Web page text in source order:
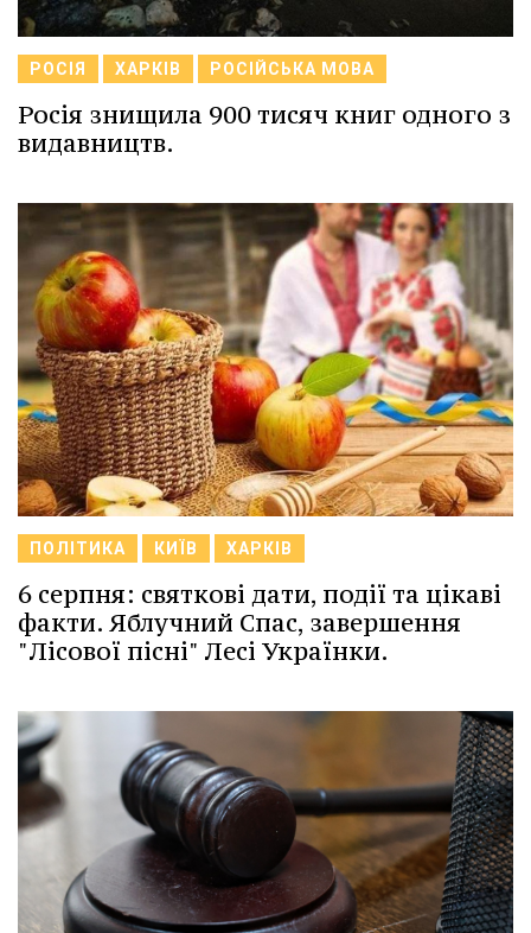
РОСІЯ ХАРКІВ РОСІЙСЬКА МОВА
Росія знищила 900 тисяч книг одного з
видавництв.
ПОЛІТИКА КИЇВ ХАРКІВ
6 серпня: святкові дати, події та цікаві
факти. Яблучний Спас, завершення
"Лісової пісні" Лесі Українки.